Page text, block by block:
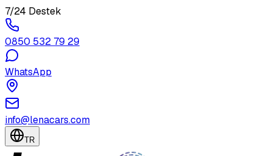
7/24 Destek
0850 532 79 29
WhatsApp
info@lenacars.com
TR